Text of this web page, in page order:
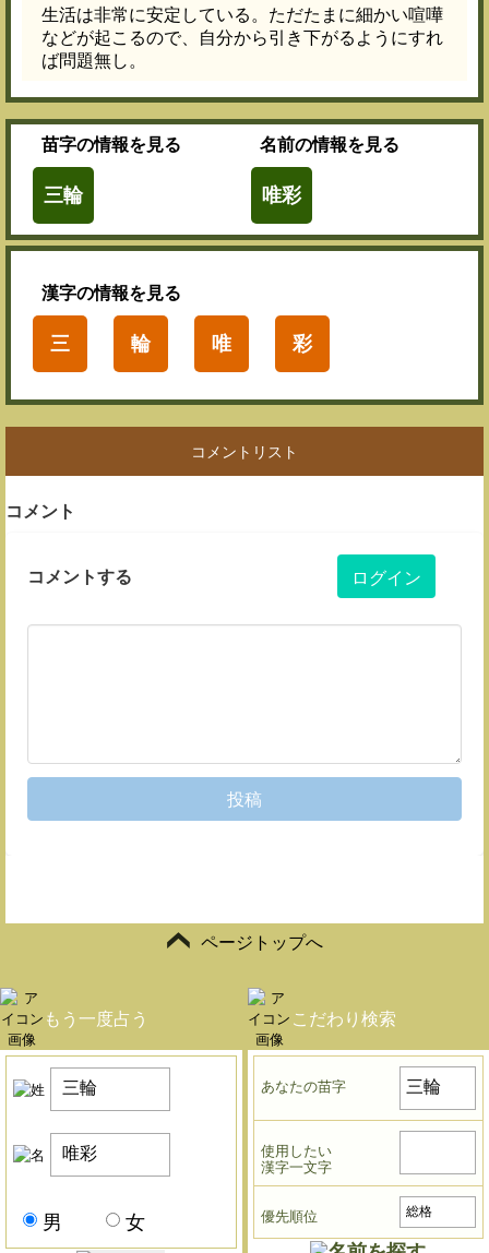
生活は非常に安定している。ただたまに細かい喧嘩
などが起こるので、自分から引き下がるようにすれ
ば問題無し。
苗字の情報を見る
三輪
名前の情報を見る
唯彩
漢字の情報を見る
三 輪 唯 彩
コメントリスト
コメント
コメントする ログイン
投稿
ページトップへ
もう一度占う
男 女
こだわり検索
あなたの苗字
使用したい
漢字一文字
優先順位